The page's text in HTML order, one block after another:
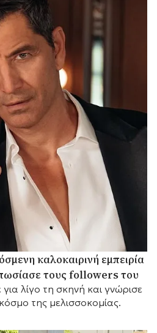
καλοκαιρινή εμπειρία
τους followers του
λίγο τη σκηνή και γνώρισε
της μελισσοκομίας.